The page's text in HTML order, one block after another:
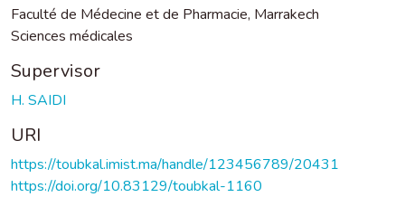
Faculté de Médecine et de Pharmacie, Marrakech
Sciences médicales
Supervisor
H. SAIDI
URI
https://toubkal.imist.ma/handle/123456789/20431
https://doi.org/10.83129/toubkal-1160